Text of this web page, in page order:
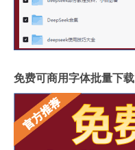
免费可商用字体批量下载